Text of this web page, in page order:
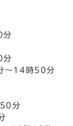
分
分
～14時50分
分